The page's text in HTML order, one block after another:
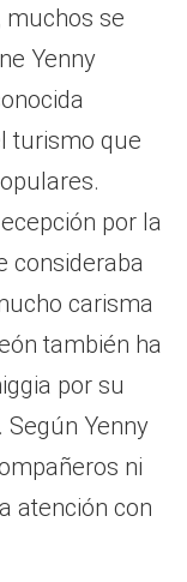
muchos se
Yenny
turismo que
por la
consideraba
carisma
también ha
por su
Yenny
ni
atención con